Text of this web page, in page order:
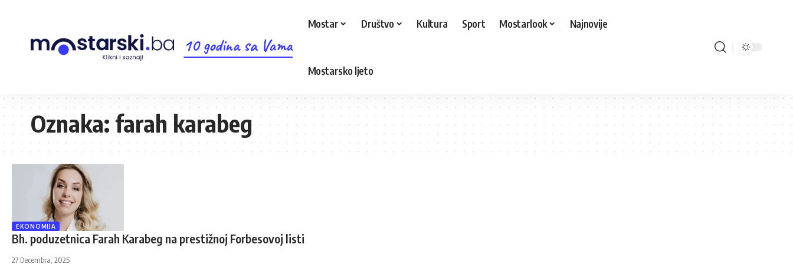
10 godina sa Vama
Mostar Društvo Kultura Sport Mostarlook Najnovije
Mostarsko ljeto
Oznaka:farah karabeg
EKONOMIJA
Bh. poduzetnica Farah Karabeg na prestižnoj Forbesovoj listi
27 Decembra, 2025